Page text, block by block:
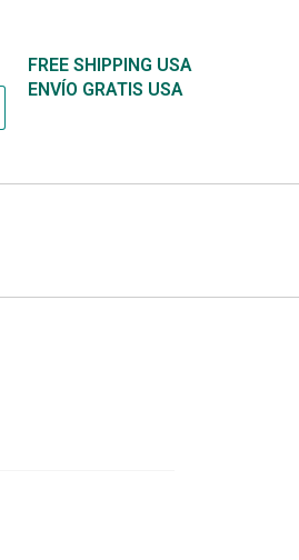
FREE SHIPPING USA
ENVÍO GRATIS USA